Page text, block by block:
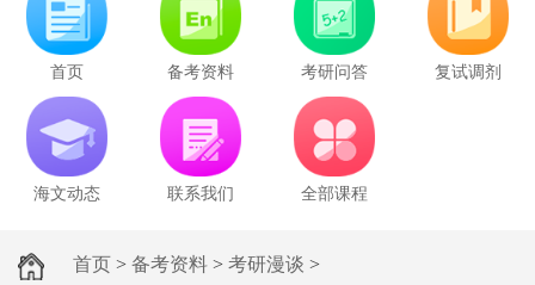
首页 备考资料 考研问答 复试调剂
海文动态 联系我们 全部课程
首页 > 备考资料 > 考研漫谈 >